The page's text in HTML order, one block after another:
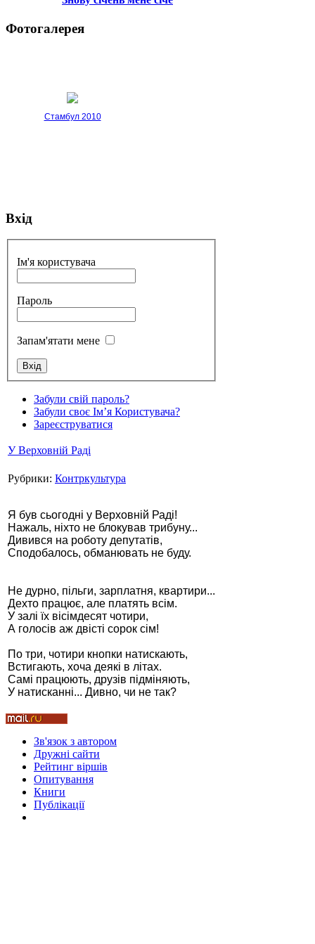
Фотогалерея
Стамбул 2010
Стамбул 2010
Стамбул 2010
Стамбул 2010
Вхід
Ім'я користувача
Пароль
Запам'ятати мене
Забули свій пароль?
Забули своє Ім’я Користувача?
Зареєструватися
У Верховній Раді
Рубрики: Контркультура
Я був сьогодні у Верховній Раді!
Нажаль, ніхто не блокував трибуну...
Дивився на роботу депутатів,
Сподобалось, обманювать не буду.
Не дурно, пільги, зарплатня, квартири...
Дехто працює, але платять всім.
У залі їх вісімдесят чотири,
А голосів аж двісті сорок сім!
По три, чотири кнопки натискають,
Встигають, хоча деякі в літах.
Самі працюють, друзів підміняють,
У натисканні... Дивно, чи не так?
Зв'язок з автором
Дружні cайти
Рейтинг віршів
Опитування
Книги
Публікації